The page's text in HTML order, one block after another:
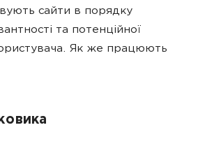
сайти в порядку
та потенційної
Як же працюють